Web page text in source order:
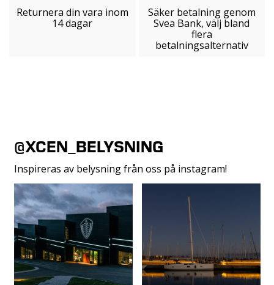
Returnera din vara inom
14 dagar
Säker betalning genom
Svea Bank, välj bland
flera
betalningsalternativ
@XCEN_BELYSNING
Inspireras av belysning från oss på instagram!